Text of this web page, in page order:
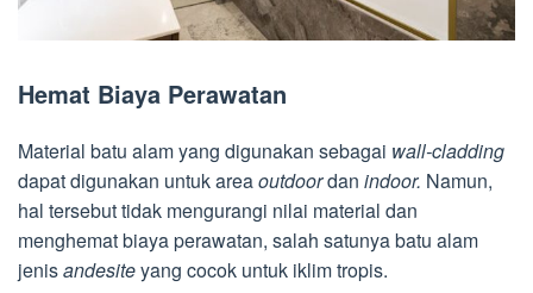
Hemat Biaya Perawatan
Material batu alam yang digunakan sebagai wall-cladding
dapat digunakan untuk areaoutdoordan indoor. Namun,
hal tersebut tidak mengurangi nilai material dan
menghemat biaya perawatan, salah satunya batu alam
jenisandesiteyang cocok untuk iklim tropis.